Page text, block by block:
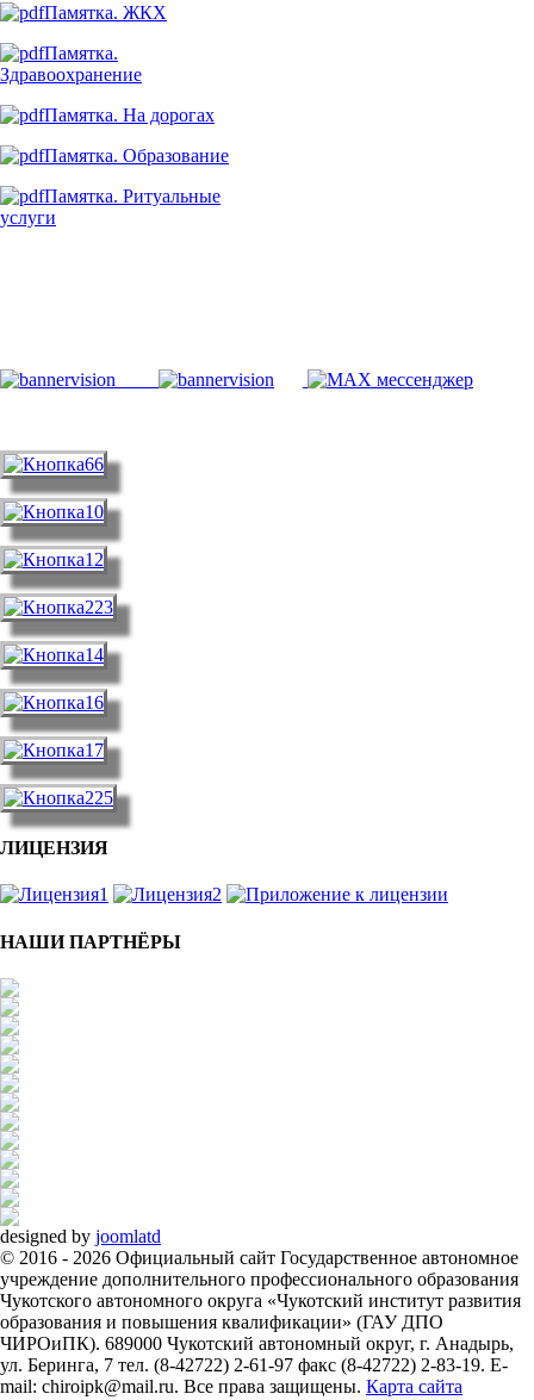
Памятка. ЖКХ
Памятка.
Здравоохранение
Памятка. На дорогах
Памятка. Образование
Памятка. Ритуальные
услуги
ЛИЦЕНЗИЯ
НАШИ ПАРТНЁРЫ
designed by joomlatd
© 2016 - 2026 Официальный сайт Государственное автономное
учреждение дополнительного профессионального образования
Чукотского автономного округа «Чукотский институт развития
образования и повышения квалификации» (ГАУ ДПО
ЧИРОиПК). 689000 Чукотский автономный округ, г. Анадырь,
ул. Беринга, 7 тел. (8-42722) 2-61-97 факс (8-42722) 2-83-19. E-
mail: chiroipk@mail.ru. Все права защищены. Карта сайта